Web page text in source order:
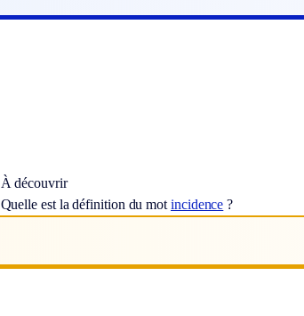
À découvrir
Quelle est la définition du motincidence ?